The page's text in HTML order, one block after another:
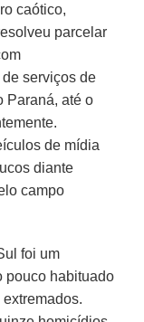
caótico,
parcelar
serviços de
Paraná, até o
de mídia
diante
campo
foi um
pouco habituado